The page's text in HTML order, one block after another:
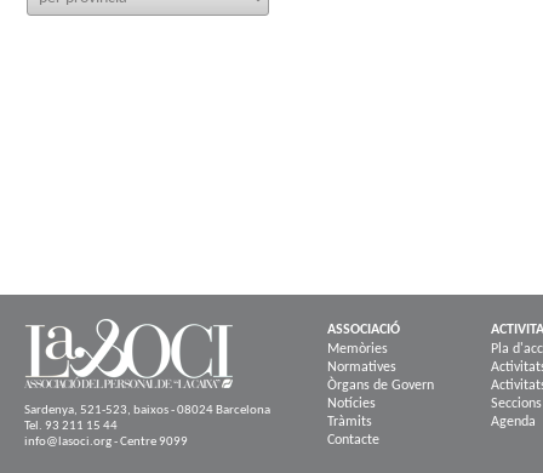
Sardenya, 521-523, baixos - 08024 Barcelona
Tel. 93 211 15 44
info@lasoci.org - Centre 9099
ASSOCIACIÓ
Memòries
Normatives
Òrgans de Govern
Notícies
Tràmits
Contacte
Pla
Seccions
Agenda